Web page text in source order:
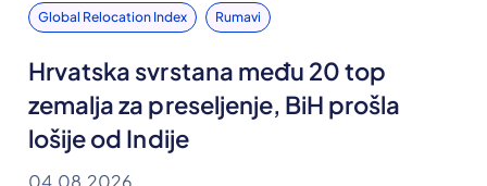
Global Relocation Index Rumavi
Hrvatska svrstana među 20 top
zemalja za preseljenje, BiH prošla
lošije od Indije
04.08.2026.